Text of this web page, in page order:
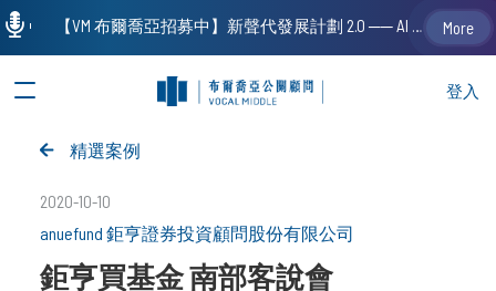
登入
精選案例
2020-10-10
anuefund 鉅亨證券投資顧問股份有限公司
鉅亨買基金 南部客說會
【VM 布爾喬亞招募中】新聲代發展計劃 2.0 ── AI PR 人才加速養成計劃（歡迎「應屆畢業生」、「一年以下相關 / 三年以下非相關經驗工作者」申請加入） More